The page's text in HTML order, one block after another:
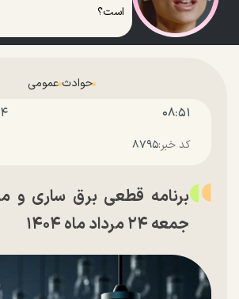
است؟
حوادث عمومی
۰۸:۵۱ ۲۴
کد خبر:۸۷۹۵
برنامه قطعی برق ساری و
جمعه ۲۴ مرداد ماه ۱۴۰۴